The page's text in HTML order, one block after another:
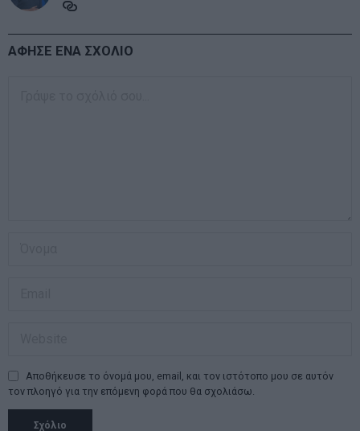
ΑΦΗΣΕ ΕΝΑ ΣΧΟΛΙΟ
Αποθήκευσε το όνομά μου, email, και τον ιστότοπο μου σε αυτόν
τον πλοηγό για την επόμενη φορά που θα σχολιάσω.